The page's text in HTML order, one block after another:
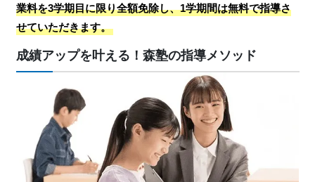
業料を3学期目に限り全額免除し、1学期間は無料で指導さ
せていただきます。
成績アップを叶える！森塾の指導メソッド